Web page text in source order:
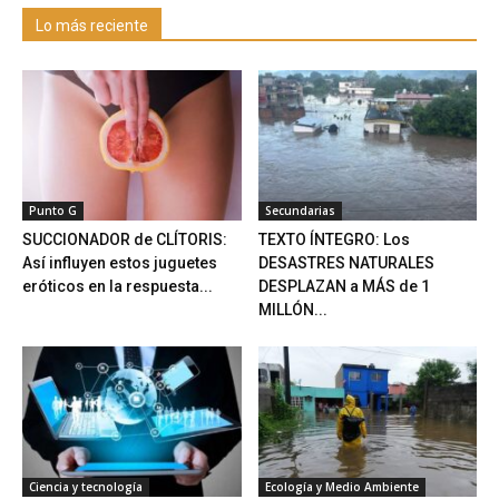
Lo más reciente
Punto G
SUCCIONADOR de CLÍTORIS:
Así influyen estos juguetes
eróticos en la respuesta...
Secundarias
TEXTO ÍNTEGRO: Los
DESASTRES NATURALES
DESPLAZAN a MÁS de 1
MILLÓN...
Ciencia y tecnología Ecología y Medio Ambiente